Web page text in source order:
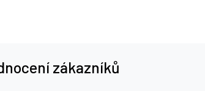
zákazníků